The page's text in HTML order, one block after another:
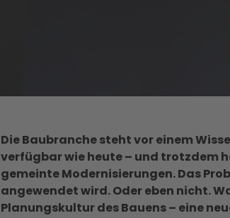
Die Baubranche steht vor einem
verfügbar wie heute – und trotzdem
gemeinte Modernisierungen. Das
angewendet wird. Oder eben nicht.
Planungskultur des Bauens – eine